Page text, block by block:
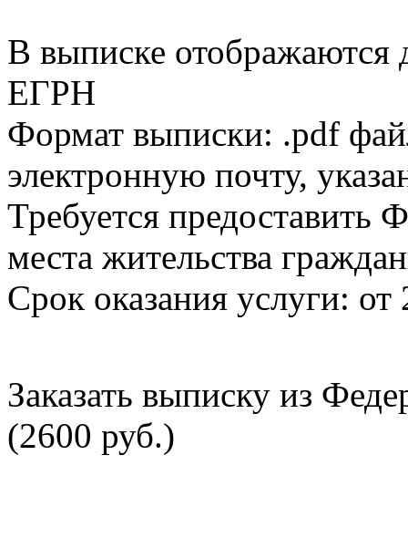
В выписке
ЕГРН
Формат выписки: .pdf
электронную почту,
Требуется
места жительства
Срок оказания услуги: от
Заказать выписку из
(2600 руб.)